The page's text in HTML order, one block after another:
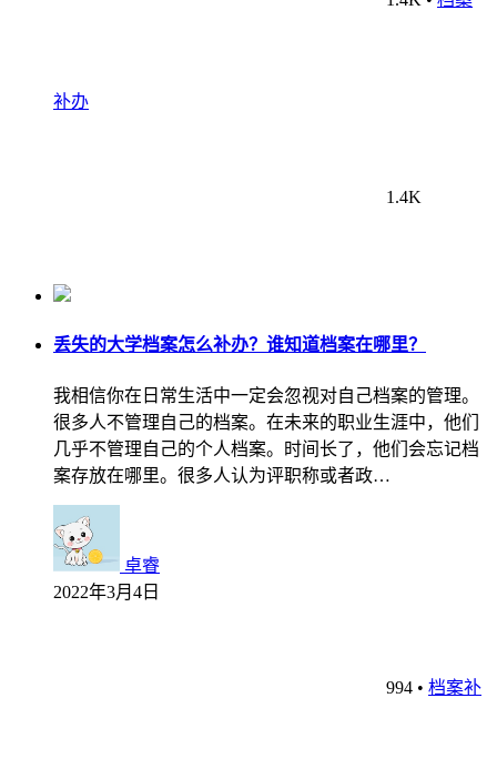
补办
1.4K
丢失的大学档案怎么补办？谁知道档案在哪里？
我相信你在日常生活中一定会忽视对自己档案的管理。
很多人不管理自己的档案。在未来的职业生涯中，他们
几乎不管理自己的个人档案。时间长了，他们会忘记档
案存放在哪里。很多人认为评职称或者政…
卓睿
2022年3月4日
994 • 档案补